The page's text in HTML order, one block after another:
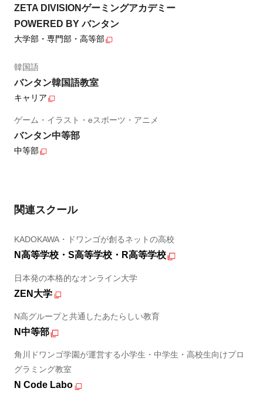
ZETA DIVISIONゲーミングアカデミー
POWERED BY バンタン
大学部・専門部・高等部
韓国語
バンタン韓国語教室
キャリア
ゲーム・イラスト・eスポーツ・アニメ
バンタン中等部
中等部
関連スクール
KADOKAWA・ドワンゴが創るネットの高校
N高等学校・S高等学校・R高等学校
日本発の本格的なオンライン大学
ZEN大学
N高グループと共通したあたらしい教育
N中等部
角川ドワンゴ学園が運営する小学生・中学生・高校生向けプロ
グラミング教室
N Code Labo